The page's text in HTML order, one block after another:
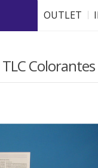
OUTLET
Colorantes